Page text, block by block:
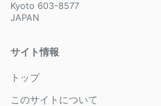
Kyoto 603-8577
JAPAN
サイト情報
トップ
このサイトについて